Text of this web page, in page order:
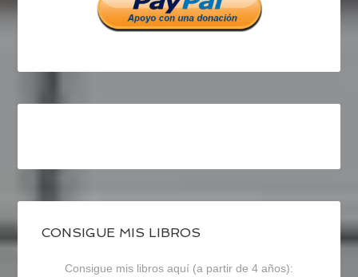
CONSIGUE MIS LIBROS
Consigue mis libros aquí (a partir de 4 años):